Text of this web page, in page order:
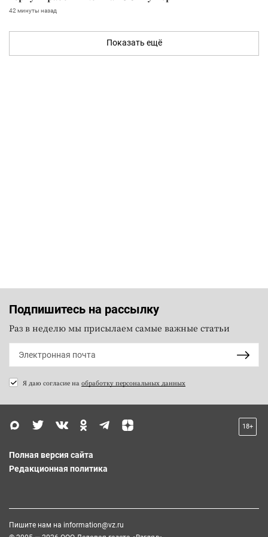
42 минуты назад
Показать ещё
Подпишитесь на рассылку
Раз в неделю мы присылаем самые важные статьи
Я даю согласие на обработку персональных данных
18+
Полная версия сайта
Редакционная политика
Пишите нам на information@vz.ru